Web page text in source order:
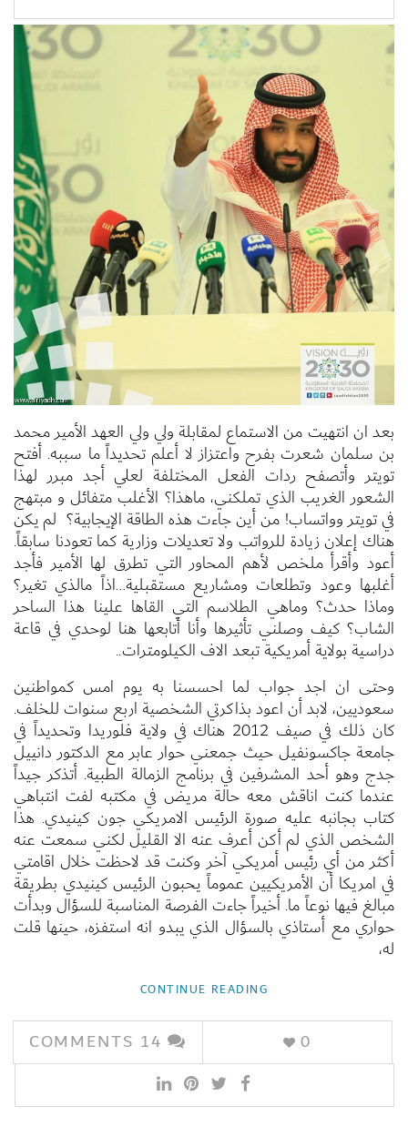
بعد ان انتهيت من الاستماع لمقابلة ولي ولي العهد الأمير محمد
بن سلمان شعرت بفرح واعتزاز لا أعلم تحديداً ما سببه. أفتح
تويتر وأتصفح ردات الفعل المختلفة لعلي أجد مبرر لهذا
الشعور الغريب الذي تملكني، ماهذا؟ الأغلب متفائل و مبتهج
في تويتر وواتساب! من أين جاءت هذه الطاقة الإيجابية؟ لم يكن
هناك إعلان زيادة للرواتب ولا تعديلات وزارية كما تعودنا سابقاً.
أعود وأقرأ ملخص لأهم المحاور التي تطرق لها الأمير فأجد
أغلبها وعود وتطلعات ومشاريع مستقبلية…اذاً مالذي تغير؟
وماذا حدث؟ وماهي الطلاسم التي القاها علينا هذا الساحر
الشاب؟ كيف وصلني تأثيرها وأنا أتابعها هنا لوحدي في قاعة
دراسية بولاية أمريكية تبعد الاف الكيلومترات..
وحتى ان اجد جواب لما احسسنا به يوم امس كمواطنين
سعوديين، لابد أن اعود بذاكرتي الشخصية اربع سنوات للخلف.
كان ذلك في صيف 2012 هناك في ولاية فلوريدا وتحديداً في
جامعة جاكسونفيل حيث جمعني حوار عابر مع الدكتور دانييل
جدج وهو أحد المشرفين في برنامج الزمالة الطبية. أتذكر جيداً
عندما كنت اناقش معه حالة مريض في مكتبه لفت انتباهي
كتاب بجانبه عليه صورة الرئيس الامريكي جون كينيدي. هذا
الشخص الذي لم أكن أعرف عنه الا القليل لكني سمعت عنه
أكثر من أي رئيس أمريكي آخر وكنت قد لاحظت خلال اقامتي
في امريكا أن الأمريكيين عموماً يحبون الرئيس كينيدي بطريقة
مبالغ فيها نوعاً ما. أخيراً جاءت الفرصة المناسبة للسؤال وبدأت
حواري مع أستاذي بالسؤال الذي يبدو انه استفزه، حينها قلت
له،
CONTINUE READING
14
COMMENTS 0